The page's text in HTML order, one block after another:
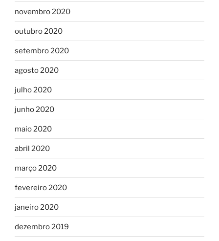
novembro 2020
outubro 2020
setembro 2020
agosto 2020
julho 2020
junho 2020
maio 2020
abril 2020
março 2020
fevereiro 2020
janeiro 2020
dezembro 2019